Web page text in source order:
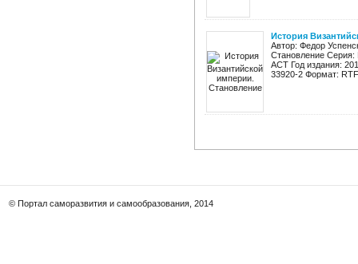
История
Автор: Федор
Становление Серия:
АСТ Год издания:
33920-2 Формат:
© Портал саморазвития и самообразования, 2014